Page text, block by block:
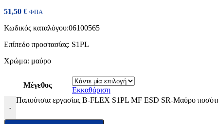
51,50 € ΦΠΑ
Κωδικός καταλόγου:06100565
Επίπεδο προστασίας: S1PL
Χρώμα: μαύρο
Μέγεθος
Εκκαθάριση
-
Παπούτσια εργασίας B-FLEX S1PL MF ESD SR-Μαύρο